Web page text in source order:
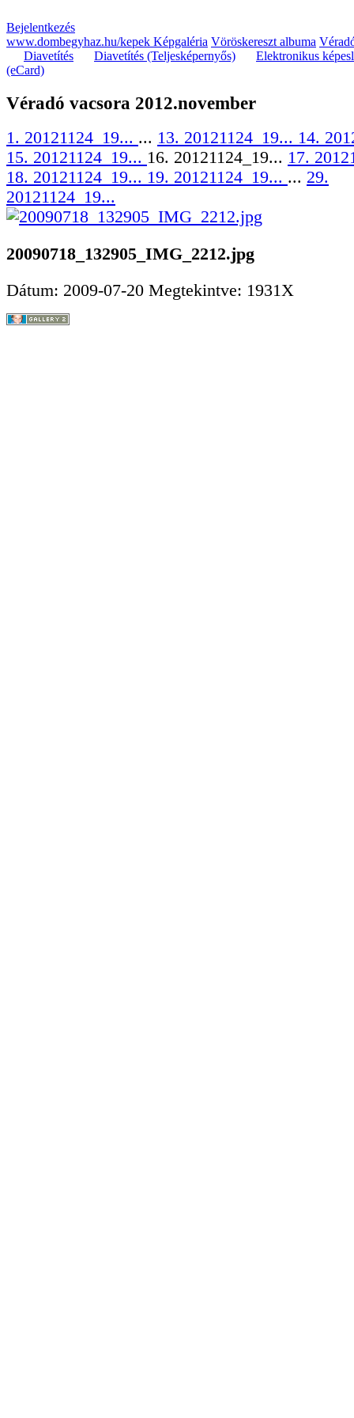
Bejelentkezés
www.dombegyhaz.hu/kepek Képgaléria Vöröskereszt albuma
Diavetítés
Diavetítés (Teljesképernyős)
Elektronikus
(eCard)
Véradó vacsora 2012.november
1. 20121124_19... ... 13. 20121124_19... 14.
15. 20121124_19... 16. 20121124_19... 17.
18. 20121124_19... 19. 20121124_19... ... 29.
20121124_19...
20090718_132905_IMG_2212.jpg
Dátum: 2009-07-20 Megtekintve: 1931X